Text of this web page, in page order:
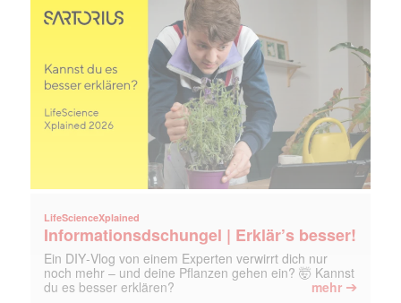
E-
LifeScienceXplained
Informationsdschungel | Erklär’s besser!
Ein DIY‑Vlog von einem Experten verwirrt dich nur
noch mehr – und deine Pflanzen gehen ein? 🤯 Kannst
du es besser erklären?
mehr ➔